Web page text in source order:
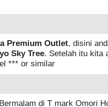
Premium Outlet, disini
Sky Tree. Setelah itu kita
*** or similar
di T mark Omori